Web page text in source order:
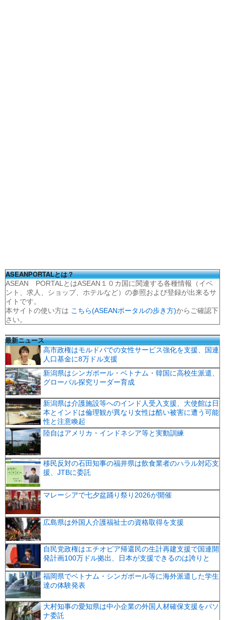
ASEANPORTALとは？
ASEAN PORTALとはASEAN１０カ国に関連する各種情報（イベ
ント、求人、ショップ、ホテルなど）の参照および登録が出来るサ
イトです。
本サイトの使い方は こちら(ASEANポータルの歩き方)からご確認下
さい。
最新ニュース
高市政権はモルドバでの女性サービス強化を支援、国連
人口基金に8万ドル支援
新潟県はシンガポール・ベトナム・韓国に高校生派遣、
グローバル探究リーダー育成
新潟県は介護施設等へのインド人受入支援、大使館は日
本とインドは倫理観が異なり女性は酷い被害に遭う可能
性と注意喚起
陸自はアメリカ・インドネシア等と実動訓練
移民反対の石田知事の福井県は飲食業者のハラル対応支
援、JTBに委託
マレーシアで七夕盆踊り祭り2026が開催
広島県は外国人介護福祉士の資格取得を支援
自民党政権はエチオピア帰還民の生計再建支援で国連開
発計画100万ドル拠出、日本が支援できるのは誇りと
福岡県でベトナム・シンガポール等に海外派遣した学生
達の体験発表
大村知事の愛知県は中小企業の外国人材確保支援をパソ
ナ委託